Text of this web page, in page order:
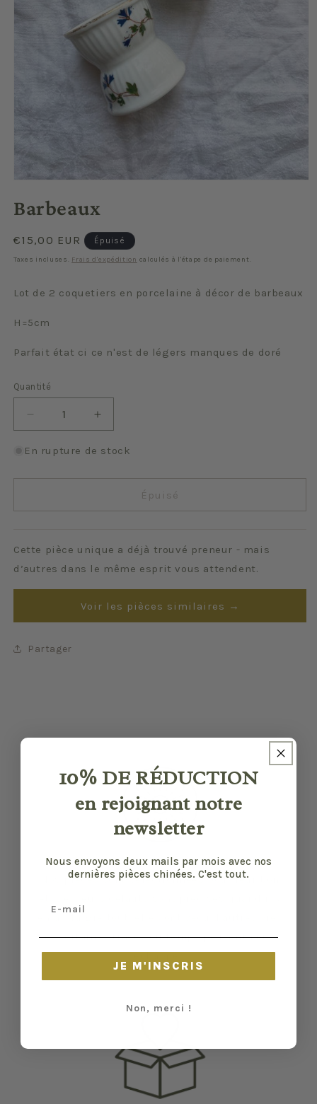
média
1
une
fenêtre
modale
Barbeaux
Prix
habituel
€15,00 EUR Épuisé
Taxes incluses. Frais d'expédition calculés à l'étape de paiement.
Lot de 2 coquetiers en porcelaine à décor de barbeaux
H=5cm
Parfait état ci ce n'est de légers manques de doré
Quantité
Quantité
Réduire
la
quantité
Barbeaux
Augmenter
la
quantité
Barbeaux
En rupture de stock
Épuisé
Cette pièce unique a déjà trouvé preneur - mais
d’autres dans le même esprit vous attendent.
Voir les pièces similaires →
Partager
Nos pièces sont sélectionnées pour leur bon
et certaines traces du temps peuvent nous
échapper.
10% DE RÉDUCTION
en rejoignant notre
newsletter
Nous envoyons deux mails par mois avec nos
dernières pièces chinées. C'est tout.
JE M'INSCRIS
Non, merci !